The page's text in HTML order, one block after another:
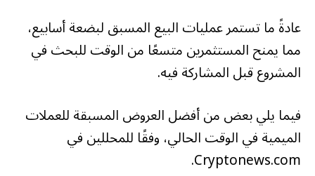
عادةً ما تستمر عمليات البيع المسبق لبضعة أسابيع،
مما يمنح المستثمرين متسعًا من الوقت للبحث في
المشروع قبل المشاركة فيه.
فيما يلي بعض من أفضل العروض المسبقة للعملات
الميمية في الوقت الحالي، وفقًا للمحللين في
Cryptonews.com.